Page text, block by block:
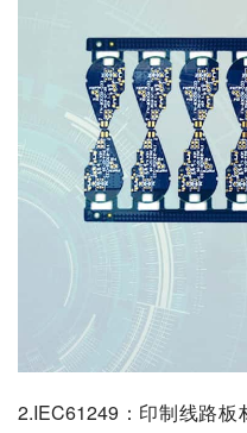
2.IEC61249：印制线路